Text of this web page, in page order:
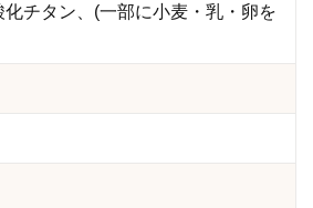
チタン、(一部に小麦・乳・卵を